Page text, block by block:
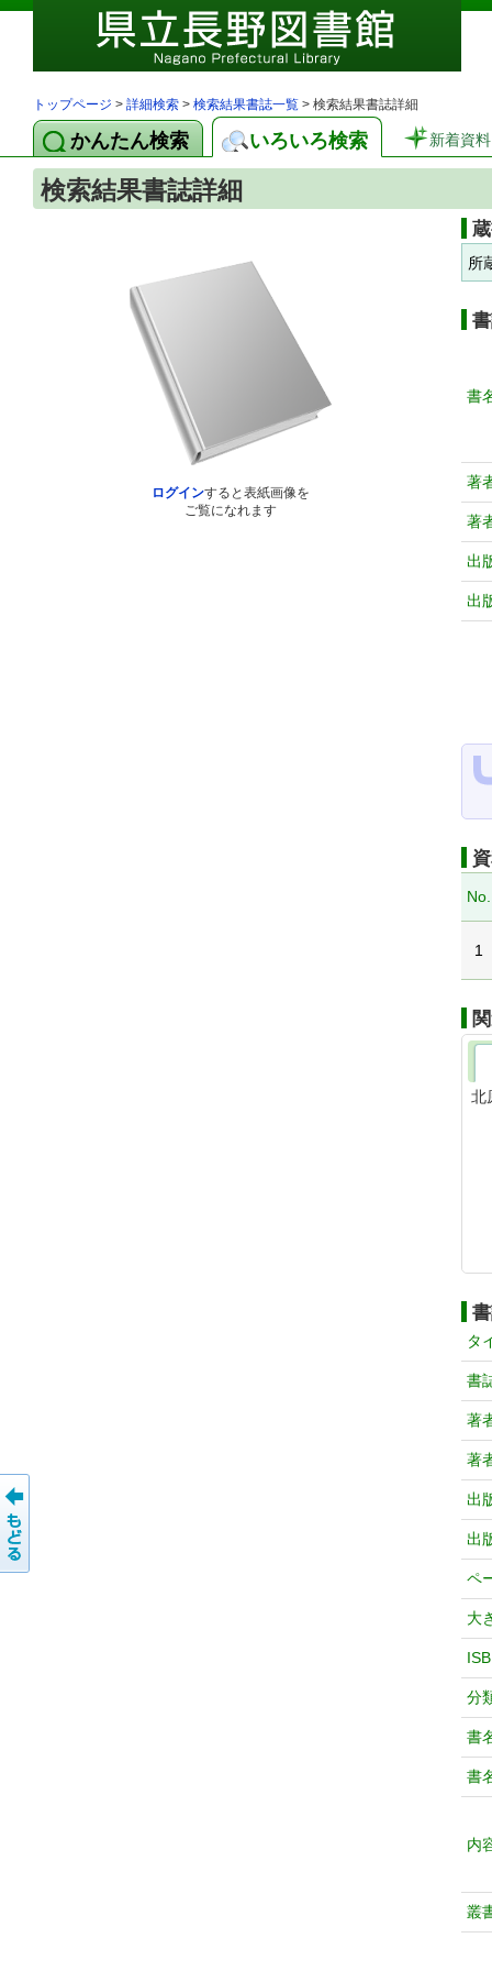
トップページ > 詳細検索 > 検索結果書誌一覧 > 検索結果書誌詳細
かんたん検索 いろいろ検索 新着資料
検索結果書誌詳細
ログインすると表紙画像を
ご覧になれます
所
書
著
著
出
出
No.
1
北
タ
書
著
著
出
出
ペ
大
分
書
書
内
叢